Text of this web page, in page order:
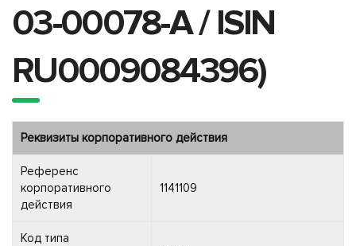
03-00078-A / ISIN
RU0009084396)
Реквизиты корпоративного действия
Референс
корпоративного
действия
1141109
Код типа